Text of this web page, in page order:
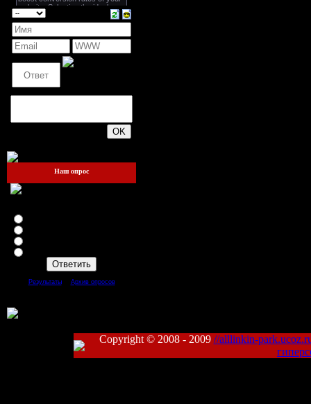
Наш опрос
Результаты· Архив опросов]
Copyright © 2008 - 2009 //alllinkin-